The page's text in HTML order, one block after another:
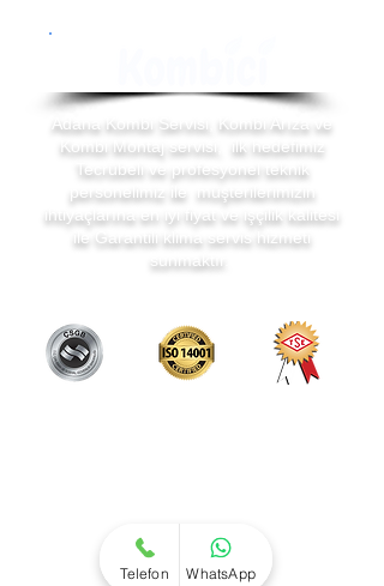
Adana Kombi Servisi, Kombi Arıza ve
Kombi Montaj servisi, ilk hedefimiz
Tecrübeli ve profesyonel teknik
personelimiz ile müşterilerimizin
ihtiyaçlarına en iyi fiyat ve işçilik kalitesi
ile Garantili klima servis hizmeti
sunmaktır.
Kombi Montaj
Kombi Temizlik
Telefon WhatsApp